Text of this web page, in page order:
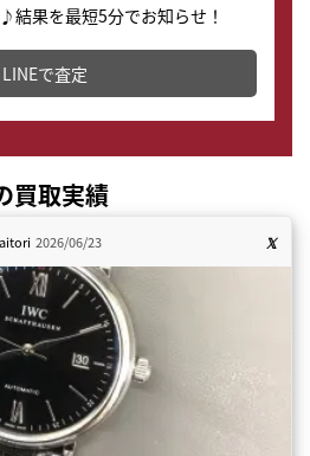
結果を最短5分でお知らせ！
金額を知ることが出来ます。
LINEで査定
買取実績
2026/06/23